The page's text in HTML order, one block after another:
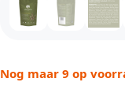
Nog maar 9 op